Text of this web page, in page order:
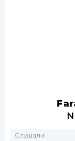
Слушали: